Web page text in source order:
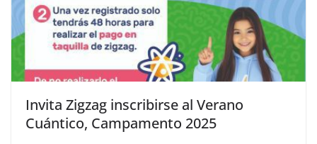
Invita Zigzag inscribirse al Verano
Cuántico, Campamento 2025